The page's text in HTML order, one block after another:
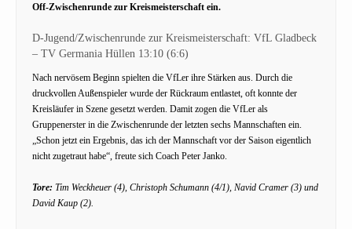
Off-Zwischenrunde zur Kreismeisterschaft ein.
D-Jugend/Zwischenrunde zur Kreismeisterschaft: VfL Gladbeck
– TV Germania Hüllen 13:10 (6:6)
Nach nervösem Beginn spielten die VfLer ihre Stärken aus. Durch die
druckvollen Außenspieler wurde der Rückraum entlastet, oft konnte der
Kreisläufer in Szene gesetzt werden. Damit zogen die VfLer als
Gruppenerster in die Zwischenrunde der letzten sechs Mannschaften ein.
„Schon jetzt ein Ergebnis, das ich der Mannschaft vor der Saison eigentlich
nicht zugetraut habe“, freute sich Coach Peter Janko.
Tore: Tim Weckheuer (4), Christoph Schumann (4/1), Navid Cramer (3) und
David Kaup (2).